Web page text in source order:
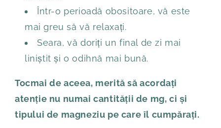
Într-o perioadă obositoare, vă este
mai greu să vă relaxați.
Seara, vă doriți un final de zi mai
liniștit și o odihnă mai bună.
Tocmai de aceea, merită să acordați
atenție nu numai cantității de mg, ci și
tipului de magneziu pe care îl cumpărați.